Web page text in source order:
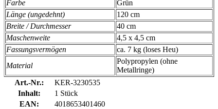
Farbe
Grün
Länge (ungedehnt)
120 cm
Breite / Durchmesser
40 cm
Maschenweite
4,5 x 4,5 cm
Fassungsvermögen
ca. 7 kg (loses Heu)
Material
Polypropylen (ohne
Metallringe)
Art.-Nr.:
KER-3230535
Inhalt:
1 Stück
EAN:
4018653401460